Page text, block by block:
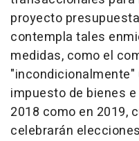
proyecto
contempla tales
medidas, como el
impuesto de bienes
2018 como en 2019,
celebrarán